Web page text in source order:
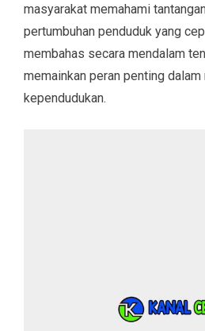
masyarakat memahami
pertumbuhan penduduk yang
membahas secara mendalam
memainkan peran penting dalam
kependudukan.